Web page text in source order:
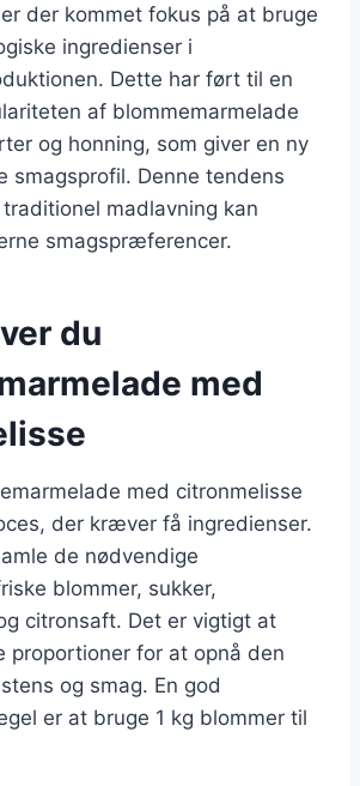
der kommet fokus på at bruge
ingredienser i
Dette har ført til en
af blommemarmelade
og honning, som giver en ny
smagsprofil. Denne tendens
madlavning kan
smagspræferencer.
du
med
med citronmelisse
der kræver få ingredienser.
de nødvendige
blommer, sukker,
citronsaft. Det er vigtigt at
proportioner for at opnå den
og smag. En god
er at bruge 1 kg blommer til